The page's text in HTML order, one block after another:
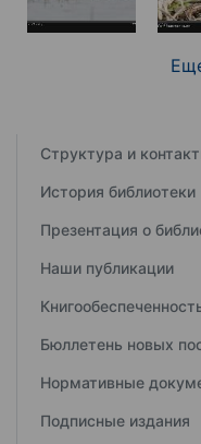
Структура и
История библиотеки
Презентация о
Наши публикации
Бюллетень новых
Нормативные
Подписные издания